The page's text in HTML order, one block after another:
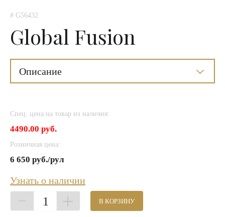
# G56432
Global Fusion
Описание
Спец. цена на товар из наличия:
4490.00 руб.
Розничная цена:
6 650 руб./рул
Узнать о наличии
1 В КОРЗИНУ